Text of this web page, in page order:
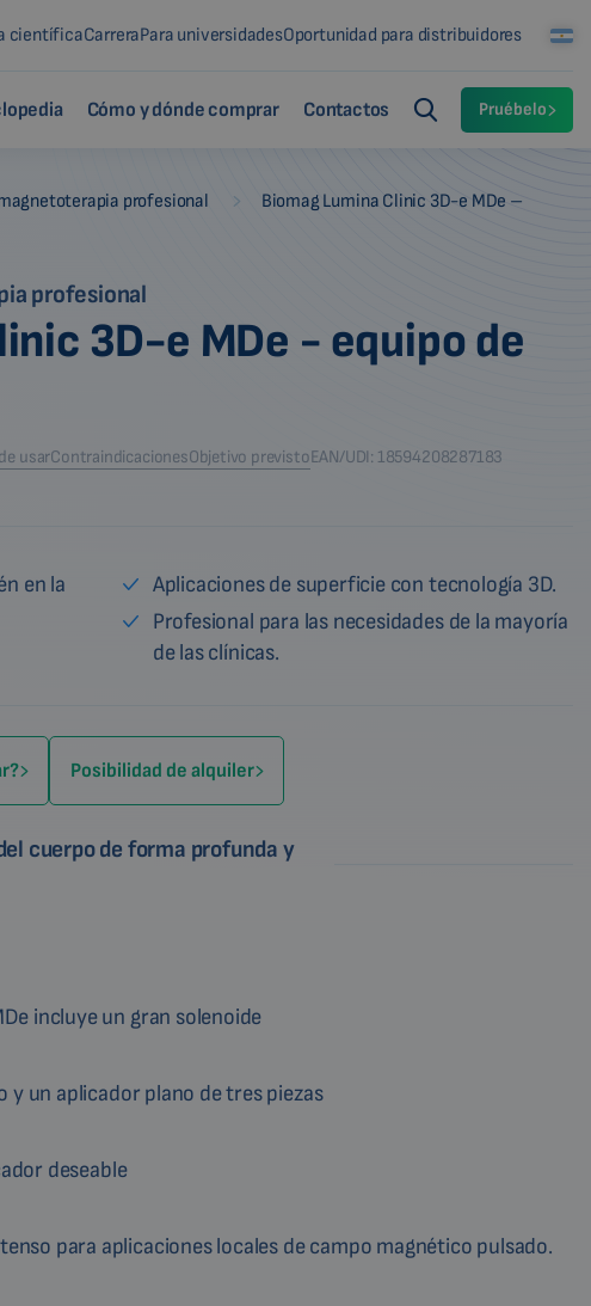
científicaCarreraPara universidadesOportunidad para distribuidores
Cómo y dónde comprar Contactos Pruébelo
profesional
Biomag Lumina Clinic 3D-e MDe –
profesional
3D-e MDe - equipo de
usarContraindicacionesObjetivo previstoEAN/UDI: 18594208287183
en la
Aplicaciones de superficie con tecnología 3D.
Profesional para las necesidades de la mayoría
de las clínicas.
Posibilidad de alquiler
cuerpo de forma profunda y
incluye un gran solenoide
un aplicador plano de tres piezas
deseable
para aplicaciones locales de campo magnético pulsado.